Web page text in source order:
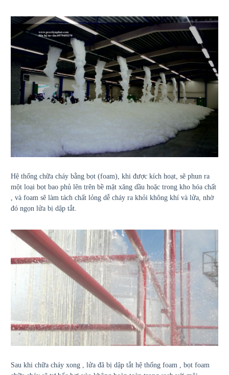
Hệ thống chữa cháy bằng bọt (foam), khi được kích hoạt, sẽ phun ra
một loại bọt bao phủ lên trên bề mặt xăng dầu hoặc trong kho hóa chất
, và foam sẽ làm tách chất lỏng dễ cháy ra khỏi không khí và lửa, nhờ
đó ngọn lửa bị dập tắt.
Sau khi chữa cháy xong , lửa đã bị dập tắt hệ thống foam , bọt foam